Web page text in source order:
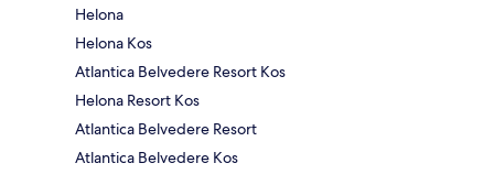
Helona
Helona Kos
Atlantica Belvedere Resort Kos
Helona Resort Kos
Atlantica Belvedere Resort
Atlantica Belvedere Kos